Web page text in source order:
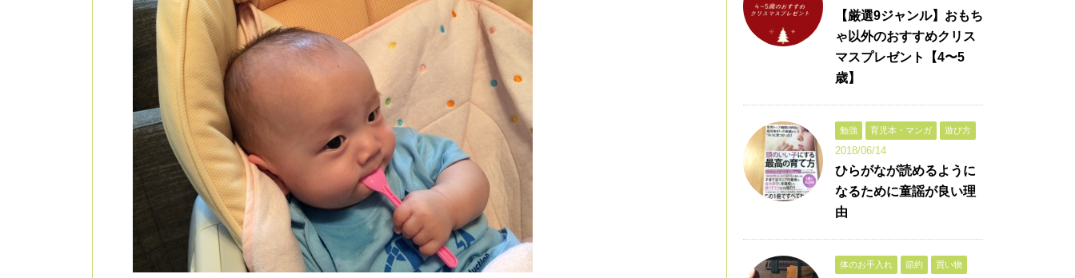
【厳選9ジャンル】おもち
ゃ以外のおすすめクリス
マスプレゼント【4〜5
歳】
勉強 育児本・マンガ 遊び方
2018/06/14
ひらがなが読めるように
なるために童謡が良い理
由
体のお手入れ 節約 買い物